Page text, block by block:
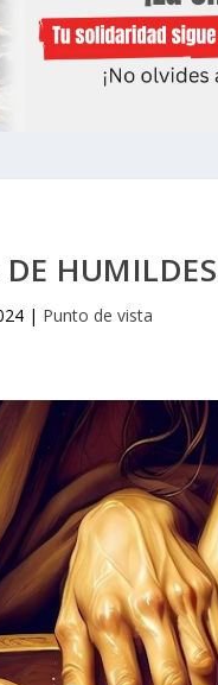
DE HUMILDES
| Punto de vista